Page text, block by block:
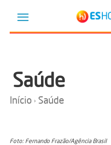
Saúde
Início Saúde
Foto: Fernando Frazão/Agência Brasil